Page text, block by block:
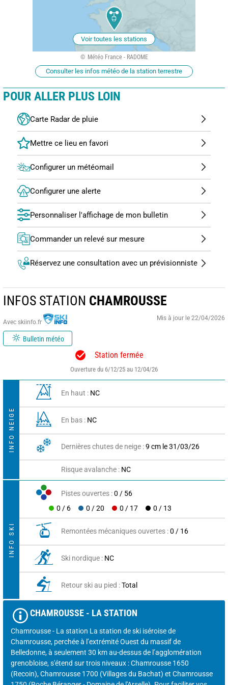
Voir toutes les stations
Météo France - RADOME
Consulter les infos météo de la station terrestre
POUR ALLER PLUS LOIN
Carte Radar de pluie
Configurer un météomail
Configurer une alerte
Personnaliser l'affichage de mon bulletin
Commander un relevé sur mesure
Réservez une consultation avec un prévisionniste
INFOS STATION CHAMROUSSE
Avec skiinfo.fr
Bulletin météo
Mis à jour le 22/04/2026
Station fermée
Ouverture du 6/12/25 au 12/04/26
INFO NEIGE
En haut : NC
En bas : NC
Dernières chutes de neige :9 cm le 31/03/26
Risque avalanche : NC
INFO SKI
Pistes ouvertes :0 / 56
0 / 6
0 / 20 0 / 17 0 / 13
Remontées mécaniques ouvertes :0 / 16
Ski nordique : NC
Retour ski au pied :Total
CHAMROUSSE - LA STATION
Chamrousse - La station La station de ski iséroise de
Chamrousse, perchée à l’extrémité Ouest du massif de
Belledonne, à seulement 30 km au-dessus de l’agglomération
grenobloise, s'étend sur trois niveaux : Chamrousse 1650
(Recoin), Chamrousse 1700 (Villages du Bachat) et Chamrousse